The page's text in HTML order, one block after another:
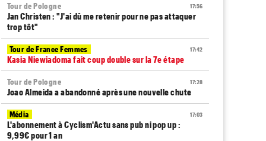
17:56
Tour de Pologne
Jan Christen : "J'ai dû me retenir pour ne pas attaquer
trop tôt"
17:42
Tour de France Femmes
Kasia Niewiadoma fait coup double sur la 7e étape
17:28
Tour de Pologne
Joao Almeida a abandonné après une nouvelle chute
17:03
Média
L'abonnement à Cyclism'Actu sans pub ni pop up :
9,99€ pour 1 an